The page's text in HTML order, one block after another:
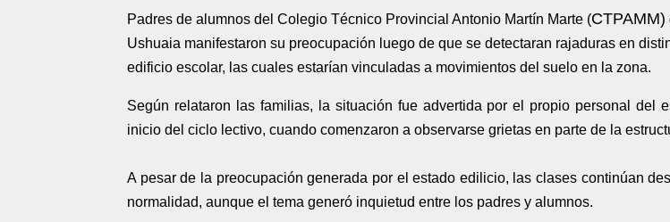
Padres de alumnos del Colegio Técnico Provincial Antonio Martín Marte (CTPAMM)
Ushuaia manifestaron su preocupación luego de que se detectaran rajaduras en
edificio escolar, las cuales estarían vinculadas a movimientos del suelo en la zona.
Según relataron las familias, la situación fue advertida por el propio personal del
inicio del ciclo lectivo, cuando comenzaron a observarse grietas en parte de la
A pesar de la preocupación generada por el estado edilicio, las clases continúan
normalidad, aunque el tema generó inquietud entre los padres y alumnos.